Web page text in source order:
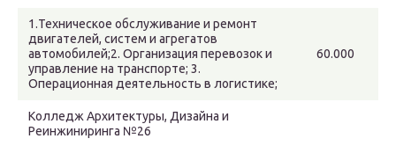
1.Техническое обслуживание и ремонт
двигателей, систем и агрегатов
автомобилей;2. Организация перевозок и
управление на транспорте; 3.
Операционная деятельность в логистике;
60.000
Колледж Архитектуры, Дизайна и
Реинжиниринга №26